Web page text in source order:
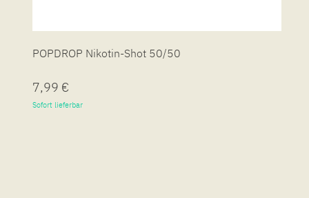
POPDROP Nikotin-Shot 50/50
7,99 €
Sofort lieferbar